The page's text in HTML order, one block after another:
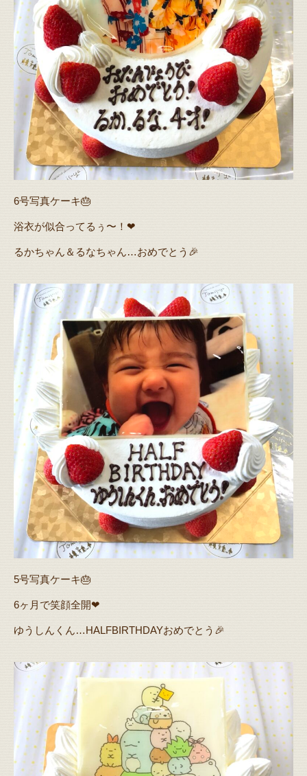
6号写真ケーキ🎂
浴衣が似合ってるぅ〜！❤
るかちゃん＆るなちゃん…おめでとう🎉
5号写真ケーキ🎂
6ヶ月で笑顔全開❤
ゆうしんくん…HALFBIRTHDAYおめでとう🎉